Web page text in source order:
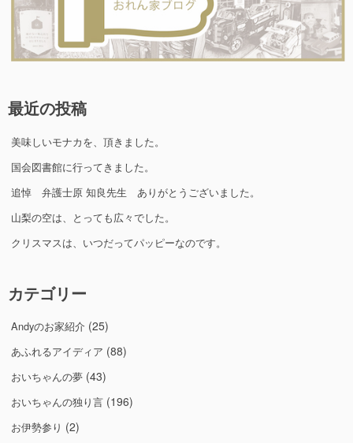
最近の投稿
美味しいモナカを、頂きました。
国会図書館に行ってきました。
追悼 弁護士原 知良先生 ありがとうございました。
山梨の空は、とっても広々でした。
クリスマスは、いつだってパッピーなのです。
カテゴリー
Andyのお家紹介 (25)
あふれるアイディア (88)
おいちゃんの夢 (43)
おいちゃんの独り言 (196)
お伊勢参り (2)